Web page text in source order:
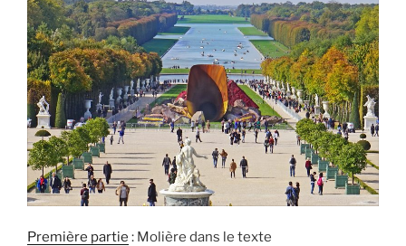
Première partie : Molière dans le texte